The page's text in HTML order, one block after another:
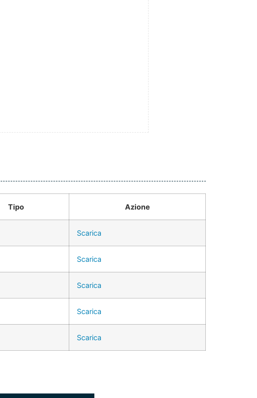
Tipo Azione
Scarica
Scarica
Scarica
Scarica
Scarica